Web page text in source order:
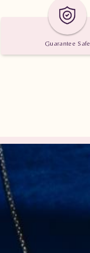
Guarantee Safe